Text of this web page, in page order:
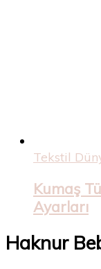
Tekstil
Kumaş
Ayarları
Haknur